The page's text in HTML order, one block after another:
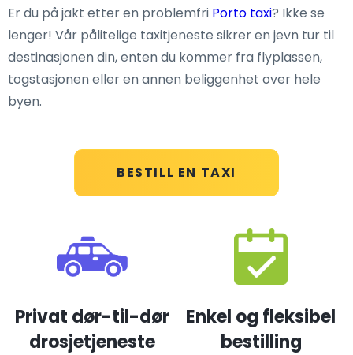
BESTILL EN TAXI
Er du på jakt etter en problemfri Porto taxi? Ikke se
lenger! Vår pålitelige taxitjeneste sikrer en jevn tur til
destinasjonen din, enten du kommer fra flyplassen,
togstasjonen eller en annen beliggenhet over hele
byen.
Privat dør-til-dør
drosjetjeneste
Enkel og fleksibel
bestilling